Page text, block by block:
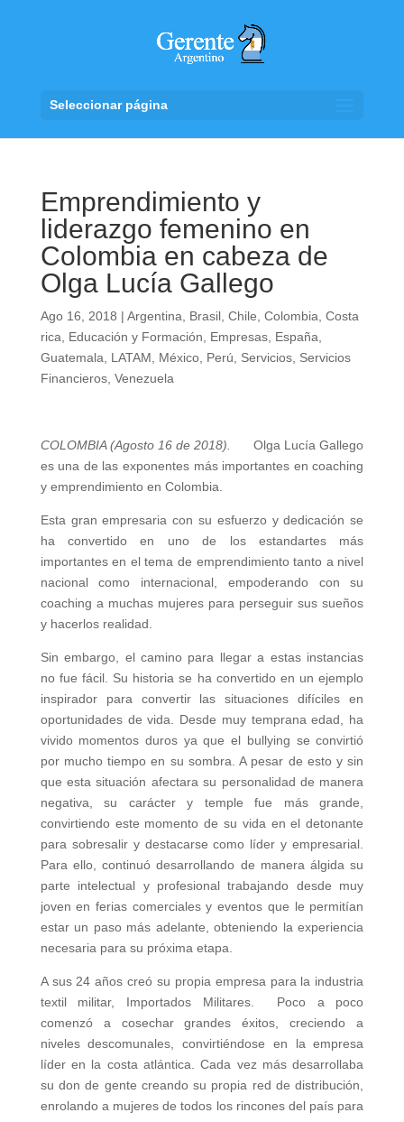
Seleccionar página
Emprendimiento y
liderazgo femenino en
Colombia en cabeza de
Olga Lucía Gallego
Ago 16, 2018 | Argentina Brasil, Chile Colombia Costa
rica
Educación y Formación Empresas, España
Guatemala
LATAM México, Perú Servicios, Servicios
Financieros, Venezuela
COLOMBIA (Agosto 16 de 2018). Olga Lucía Gallego
es una de las exponentes más importantes en coaching
y emprendimiento en Colombia.
Esta gran empresaria con su esfuerzo y dedicación se
ha convertido en uno de los estandartes más
importantes en el tema de emprendimiento tanto a nivel
nacional como internacional, empoderando con su
coaching a muchas mujeres para perseguir sus sueños
y hacerlos realidad.
Sin embargo, el camino para llegar a estas instancias
no fue fácil. Su historia se ha convertido en un ejemplo
inspirador para convertir las situaciones difíciles en
oportunidades de vida. Desde muy temprana edad, ha
vivido momentos duros ya que el bullying se convirtió
por mucho tiempo en su sombra. A pesar de esto y sin
que esta situación afectara su personalidad de manera
negativa, su carácter y temple fue más grande,
convirtiendo este momento de su vida en el detonante
para sobresalir y destacarse como líder y empresarial.
Para ello, continuó desarrollando de manera álgida su
parte intelectual y profesional trabajando desde muy
joven en ferias comerciales y eventos que le permitían
estar un paso más adelante, obteniendo la experiencia
necesaria para su próxima etapa.
A sus 24 años creó su propia empresa para la industria
textil militar, Importados Militares. Poco a poco
comenzó a cosechar grandes éxitos, creciendo a
niveles descomunales, convirtiéndose en la empresa
líder en la costa atlántica. Cada vez más desarrollaba
su don de gente creando su propia red de distribución,
enrolando a mujeres de todos los rincones del país para